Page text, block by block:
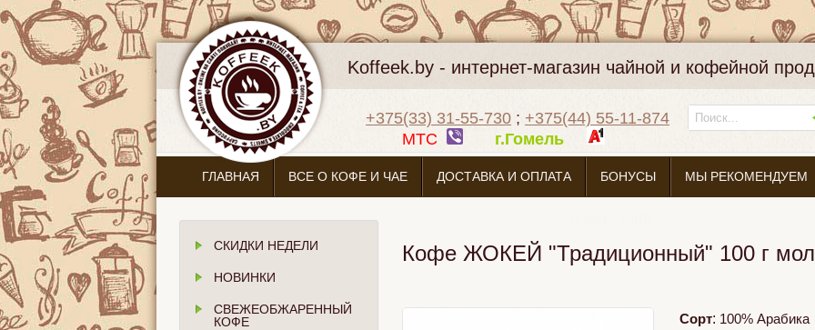
Koffeek.by - интернет-магазин чайной и кофейной
+375(33) 31-55-730 ; +375(44) 55-11-874
МТС
г.Гомель
ГЛАВНАЯ ВСЕ О КОФЕ И ЧАЕ ДОСТАВКА И ОПЛАТА БОНУСЫ МЫ РЕКОМЕНДУЕМ
СКИДКИ НЕДЕЛИ
НОВИНКИ
СВЕЖЕОБЖАРЕННЫЙ
КОФЕ
Кофе ЖОКЕЙ "Традиционный" 100 г
Сорт: 100% Арабика